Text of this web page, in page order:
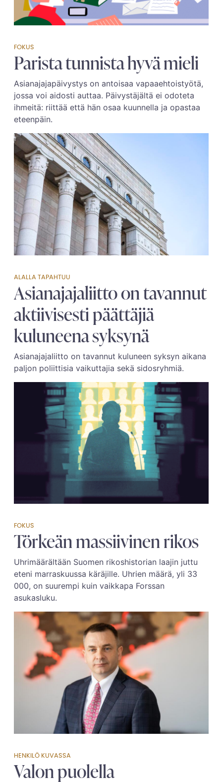
FOKUS
Parista tunnista hyvä mieli
Asianajajapäivystys on antoisaa vapaaehtoistyötä,
jossa voi aidosti auttaa. Päivystäjältä ei odoteta
ihmeitä: riittää että hän osaa kuunnella ja opastaa
eteenpäin.
ALALLA TAPAHTUU
Asianajajaliitto on tavannut
aktiivisesti päättäjiä
kuluneena syksynä
Asianajajaliitto on tavannut kuluneen syksyn aikana
paljon poliittisia vaikuttajia sekä sidosryhmiä.
FOKUS
Törkeän massiivinen rikos
Uhrimäärältään Suomen rikoshistorian laajin juttu
eteni marraskuussa käräjille. Uhrien määrä, yli 33
000, on suurempi kuin vaikkapa Forssan
asukasluku.
HENKILÖ KUVASSA
Valon puolella